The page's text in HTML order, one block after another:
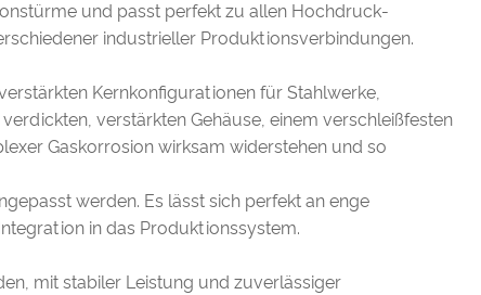
und passt perfekt zu allen Hochdruck-
industrieller Produktionsverbindungen.
Kernkonfigurationen für Stahlwerke,
verstärkten Gehäuse, einem verschleißfesten
Gaskorrosion wirksam widerstehen und so
werden. Es lässt sich perfekt an enge
in das Produktionssystem.
mit stabiler Leistung und zuverlässiger